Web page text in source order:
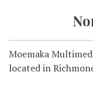
Moemaka
located in